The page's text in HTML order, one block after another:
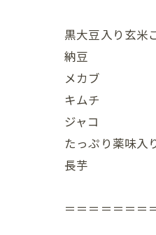
黒大豆入り玄米
納豆
メカブ
キムチ
ジャコ
たっぷり薬味入
長芋
＝＝＝＝＝＝＝